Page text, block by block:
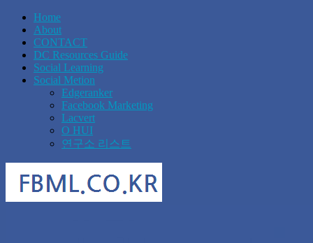
Home
About
CONTACT
DC Resources Guide
Social Learning
Social Metion
Edgeranker
Facebook Marketing
Lacvert
O HUI
연구소 리스트